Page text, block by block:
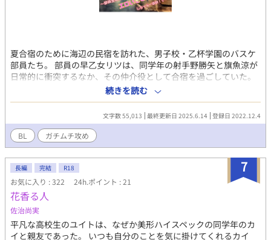
夏合宿のために海辺の民宿を訪れた、男子校・乙杯学園のバスケ
部員たち。 部員の早乙女リツは、同学年の射手野勝矢と旗魚涼が
日常的に衝突するなか、その仲介役として合宿を過ごしていた。
一日目の夕食後、露天風呂の脱衣場でまたも衝突する勝矢と涼か
ら「あそこのデカさ勝負」のジャッジを頼まれたリツは、果たし
てどちらを勝たせるのか…！？ 性春まっさかりバスケ部員たち
の、Hな合宿が始まるっ！
続きを読む
文字数 55,013 最終更新日 2025.6.14 登録日 2022.12.4
BL ガチムチ攻め
7
長編 完結 R18
お気に入り : 322 24h.ポイント : 21
花香る人
佐治尚実
平凡な高校生のユイトは、なぜか美形ハイスペックの同学年のカ
イと親友であった。 いつも自分のことを気に掛けてくれるカイ